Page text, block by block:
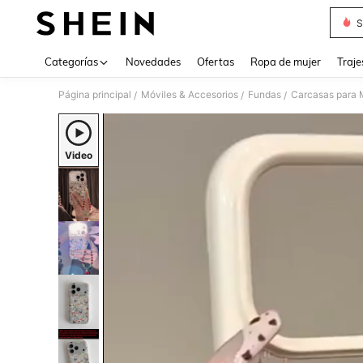
Categorías Novedades Ofertas Ropa de mujer
Página principal / Móviles & Accesorios / Fundas / Carcasas para
Video